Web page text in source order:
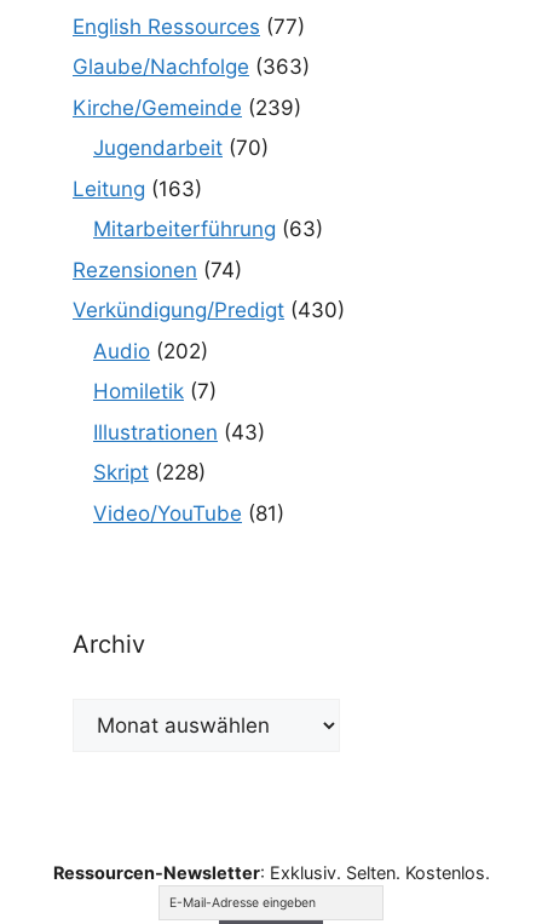
English Ressources (77)
Glaube/Nachfolge (363)
Kirche/Gemeinde (239)
Jugendarbeit (70)
Leitung (163)
Mitarbeiterführung (63)
Rezensionen (74)
Verkündigung/Predigt (430)
Audio (202)
Homiletik (7)
Illustrationen (43)
Skript (228)
Video/YouTube (81)
Archiv
Archiv
Ressourcen-Newsletter: Exklusiv. Selten. Kostenlos.